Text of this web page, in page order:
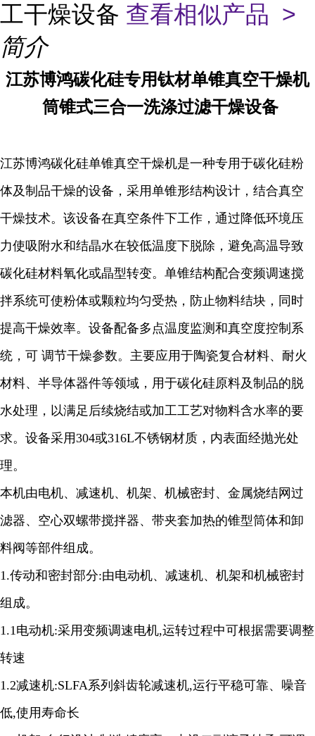
工干燥设备 查看相似产品 >
简介
江苏博鸿碳化硅专用钛材单锥真空干燥机
筒锥式三合一洗涤过滤干燥设备
江苏博鸿碳化硅单锥真空干燥机是一种专用于碳化硅粉
体及制品干燥的设备，采用单锥形结构设计，结合真空
干燥技术。该设备在真空条件下工作，通过降低环境压
力使吸附水和结晶水在较低温度下脱除，避免高温导致
碳化硅材料氧化或晶型转变。单锥结构配合变频调速搅
拌系统可使粉体或颗粒均匀受热，防止物料结块，同时
提高干燥效率。设备配备多点温度监测和真空度控制系
统，可 调节干燥参数。主要应用于陶瓷复合材料、耐火
材料、半导体器件等领域，用于碳化硅原料及制品的脱
水处理，以满足后续烧结或加工工艺对物料含水率的要
求。设备采用304或316L不锈钢材质，内表面经抛光处
理。
本机由电机、减速机、机架、机械密封、金属烧结网过
滤器、空心双螺带搅拌器、带夹套加热的锥型筒体和卸
料阀等部件组成。
1.传动和密封部分:由电动机、减速机、机架和机械密封
组成。
1.1电动机:采用变频调速电机,运转过程中可根据需要调整
转速
1.2减速机:SLFA系列斜齿轮减速机,运行平稳可靠、噪音
低,使用寿命长